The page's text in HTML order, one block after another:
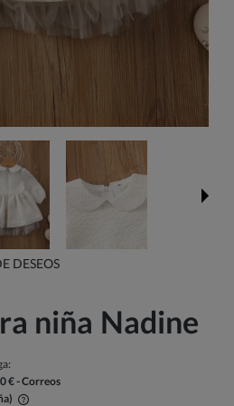
DESEOS
niña Nadine
€- Correos